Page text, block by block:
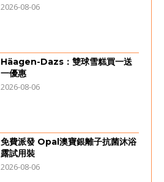
2026-08-06
Häagen-Dazs：雙球雪糕買一送
一優惠
2026-08-06
免費派發 Opal澳寶銀離子抗菌沐浴
露試用裝
2026-08-06